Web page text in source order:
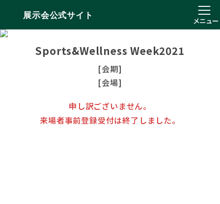
展示会公式サイト
メニュー
Sports&Wellness Week2021
[会期]
[会場]
申し訳ございません。
来場者事前登録受付は終了しました。